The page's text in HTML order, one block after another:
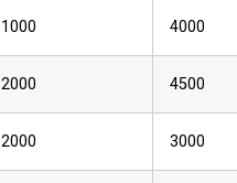
1000 4000
2000 4500
2000 3000